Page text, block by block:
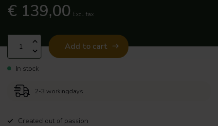
€ 139,00 Excl. tax
Add to cart
In stock
2-3 workingdays
Created out of passion